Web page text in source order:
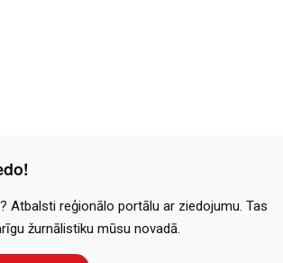
Atbalsti reģionālo portālu ar ziedojumu. Tas
žurnālistiku mūsu novadā.